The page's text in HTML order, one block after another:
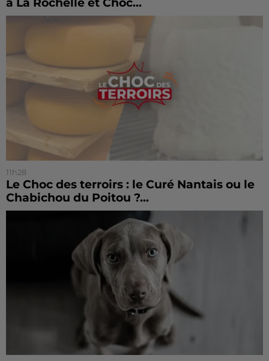
11h28
Le Choc des terroirs : le Curé Nantais ou le
Chabichou du Poitou ?...